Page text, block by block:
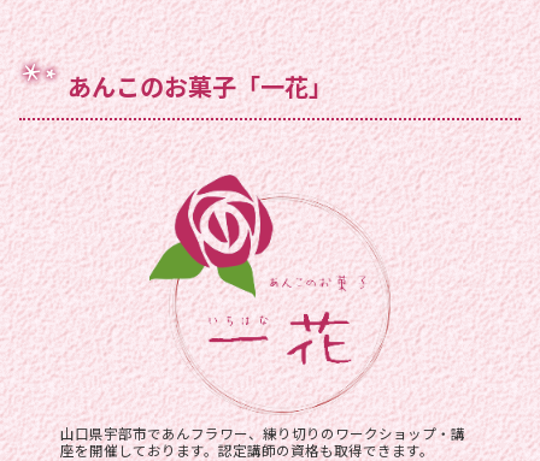
あんこのお菓子「一花」
山口県宇部市であんフラワー、練り切りのワークショップ・講
座を開催しております。認定講師の資格も取得できます。